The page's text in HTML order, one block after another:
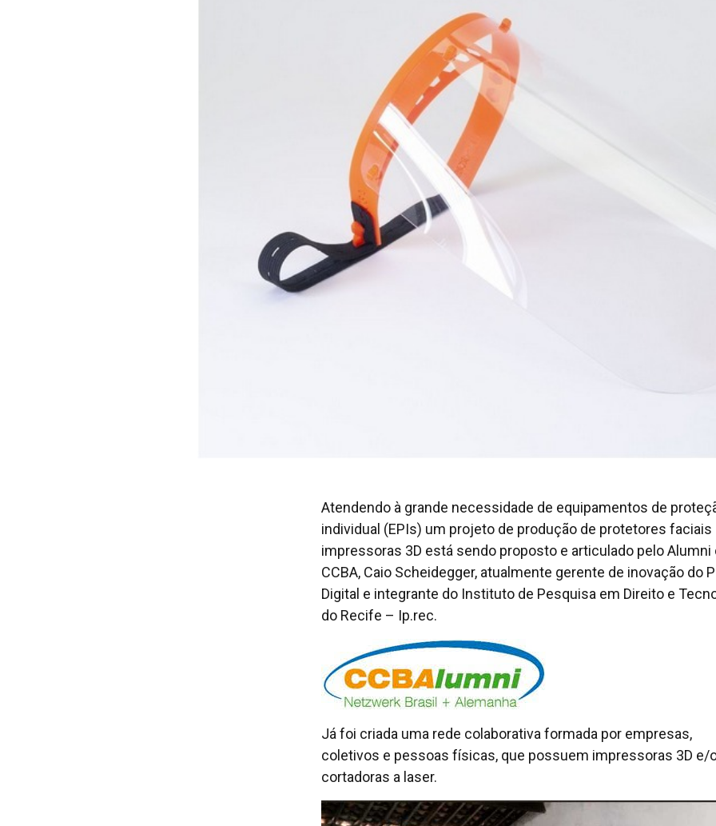
Atendendo à grande necessidade de equipamentos de
individual (EPIs) um projeto de produção de protetores
impressoras 3D está sendo proposto e articulado pelo Alumni
CCBA, Caio Scheidegger, atualmente gerente de inovação do
Digital e integrante do Instituto de Pesquisa em Direito e
do Recife – Ip.rec.
Já foi criada uma rede colaborativa formada por empresas,
coletivos e pessoas físicas, que possuem impressoras 3D e/
cortadoras a laser.